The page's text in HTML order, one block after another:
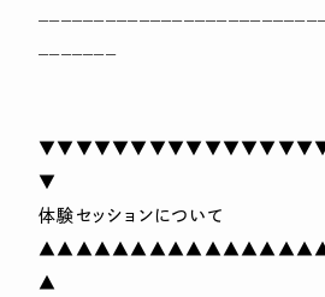
▼
体験セッションについて
▲